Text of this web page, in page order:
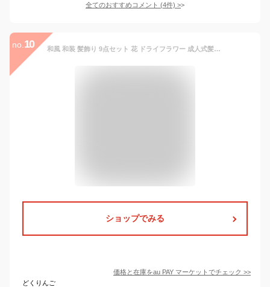
全てのおすすめコメント (4件) >
no. 10 和風 和装 髪飾り 9点セット 花 ドライフラワー 成人式髪飾り 造花 ヘアアクセサリー ヘアクリップ フラワー 髪留め 着物 浴衣 卒業式 結
ショップでみる
価格と在庫をau PAY マーケット でチェック >>
どくりんご